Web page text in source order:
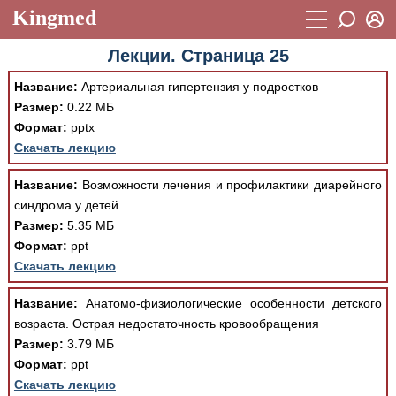
Kingmed
Учебный материал
Видеогалерея 899
Фотогалерея
Истории болезней 1268
Лекции и презентации
Аккредитационные тесты
Методические рекомендации
Научно-популярное
Статьи
Новости (244)
Логин (E-mail):
Пароль
Восстановить пароль
Регистрация
Лекции. Страница 25
Название: Артериальная гипертензия у подростков
Размер: 0.22 МБ
Формат: pptx
Скачать лекцию
Название: Возможности лечения и профилактики диарейного
синдрома у детей
Размер: 5.35 МБ
Формат: ppt
Скачать лекцию
Название: Анатомо-физиологические особенности детского
возраста. Острая недостаточность кровообращения
Размер: 3.79 МБ
Формат: ppt
Скачать лекцию